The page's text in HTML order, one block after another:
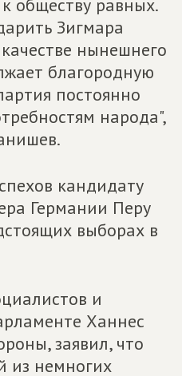
Зигмара
нынешнего
благородную
постоянно
народа",
кандидату
Германии Перу
выборах в
и
Ханнес
заявил, что
из немногих